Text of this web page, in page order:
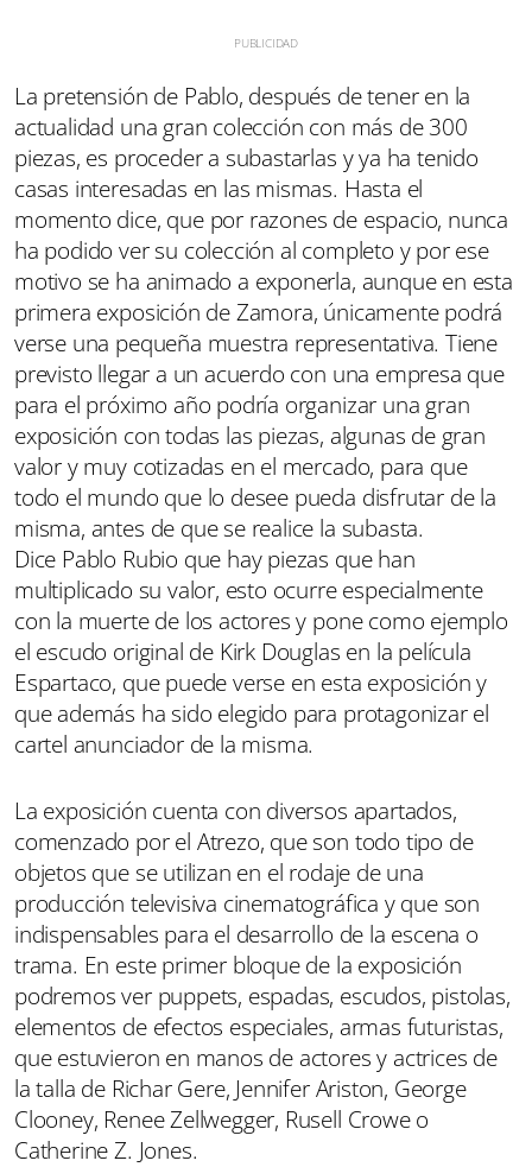
La pretensión de Pablo, después de tener en la
actualidad una gran colección con más de 300
piezas, es proceder a subastarlas y ya ha tenido
casas interesadas en las mismas. Hasta el
momento dice, que por razones de espacio, nunca
ha podido ver su colección al completo y por ese
motivo se ha animado a exponerla, aunque en esta
primera exposición de Zamora, únicamente podrá
verse una pequeña muestra representativa. Tiene
previsto llegar a un acuerdo con una empresa que
para el próximo año podría organizar una gran
exposición con todas las piezas, algunas de gran
valor y muy cotizadas en el mercado, para que
todo el mundo que lo desee pueda disfrutar de la
misma, antes de que se realice la subasta.
Dice Pablo Rubio que hay piezas que han
multiplicado su valor, esto ocurre especialmente
con la muerte de los actores y pone como ejemplo
el escudo original de Kirk Douglas en la película
Espartaco, que puede verse en esta exposición y
que además ha sido elegido para protagonizar el
cartel anunciador de la misma.
La exposición cuenta con diversos apartados,
comenzado por el Atrezo, que son todo tipo de
objetos que se utilizan en el rodaje de una
producción televisiva cinematográfica y que son
indispensables para el desarrollo de la escena o
trama. En este primer bloque de la exposición
podremos ver puppets, espadas, escudos, pistolas,
elementos de efectos especiales, armas futuristas,
que estuvieron en manos de actores y actrices de
la talla de Richar Gere, Jennifer Ariston, George
Clooney, Renee Zellwegger, Rusell Crowe o
Catherine Z. Jones.